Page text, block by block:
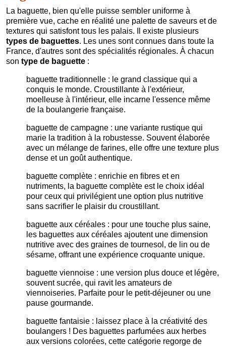
La baguette, bien qu'elle puisse sembler uniforme à
première vue, cache en réalité une palette de saveurs et de
textures qui satisfont tous les palais. Il existe plusieurs
types de baguettes. Les unes sont connues dans toute la
France, d'autres sont des spécialités régionales. À chacun
son type de baguette :
baguette traditionnelle : le grand classique qui a
conquis le monde. Croustillante à l'extérieur,
moelleuse à l'intérieur, elle incarne l'essence même
de la boulangerie française.
baguette de campagne : une variante rustique qui
marie la tradition à la robustesse. Souvent élaborée
avec un mélange de farines, elle offre une texture plus
dense et un goût authentique.
baguette complète : enrichie en fibres et en
nutriments, la baguette complète est le choix idéal
pour ceux qui privilégient une option plus nutritive
sans sacrifier le plaisir du croustillant.
baguette aux céréales : pour une touche plus saine,
les baguettes aux céréales ajoutent une dimension
nutritive avec des graines de tournesol, de lin ou de
sésame, offrant une expérience croquante unique.
baguette viennoise : une version plus douce et légère,
souvent sucrée, qui ravit les amateurs de
viennoiseries. Parfaite pour le petit-déjeuner ou une
pause gourmande.
baguette fantaisie : laissez place à la créativité des
boulangers ! Des baguettes parfumées aux herbes
aux versions colorées, cette catégorie regorge de